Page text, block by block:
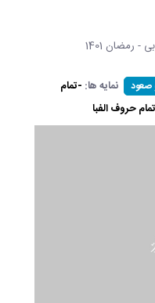
رمضان 1401
صعود نمایه ها: -تمام
حروف الفبا